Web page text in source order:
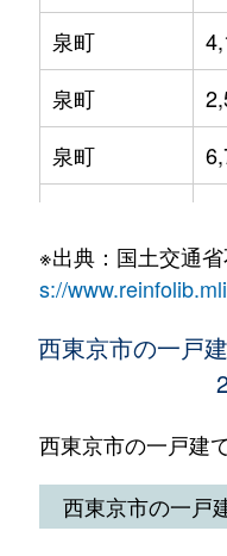
泉町
泉町
泉町
北原町
北町
北町
※出典：国土交通
s://
西東京市の一戸
西東京市の一戸建
西東京市の一戸